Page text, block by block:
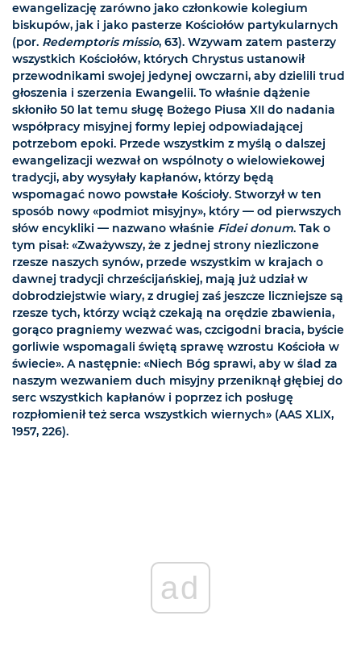
ewangelizację zarówno jako członkowie kolegium
biskupów, jak i jako pasterze Kościołów partykularnych
(por. Redemptoris missio, 63). Wzywam zatem pasterzy
wszystkich Kościołów, których Chrystus ustanowił
przewodnikami swojej jedynej owczarni, aby dzielili trud
głoszenia i szerzenia Ewangelii. To właśnie dążenie
skłoniło 50 lat temu sługę Bożego Piusa XII do nadania
współpracy misyjnej formy lepiej odpowiadającej
potrzebom epoki. Przede wszystkim z myślą o dalszej
ewangelizacji wezwał on wspólnoty o wielowiekowej
tradycji, aby wysyłały kapłanów, którzy będą
wspomagać nowo powstałe Kościoły. Stworzył w ten
sposób nowy «podmiot misyjny», który — od pierwszych
słów encykliki — nazwano właśnie Fidei donum. Tak o
tym pisał: «Zważywszy, że z jednej strony niezliczone
rzesze naszych synów, przede wszystkim w krajach o
dawnej tradycji chrześcijańskiej, mają już udział w
dobrodziejstwie wiary, z drugiej zaś jeszcze liczniejsze są
rzesze tych, którzy wciąż czekają na orędzie zbawienia,
gorąco pragniemy wezwać was, czcigodni bracia, byście
gorliwie wspomagali świętą sprawę wzrostu Kościoła w
świecie». A następnie: «Niech Bóg sprawi, aby w ślad za
naszym wezwaniem duch misyjny przeniknął głębiej do
serc wszystkich kapłanów i poprzez ich posługę
rozpłomienił też serca wszystkich wiernych» (AAS XLIX,
1957, 226).
ad